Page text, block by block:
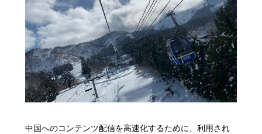
中国へのコンテンツ配信を高速化するために、利用され